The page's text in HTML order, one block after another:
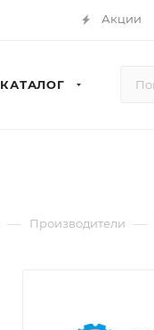
Акции
КАТАЛОГ
— Производители —